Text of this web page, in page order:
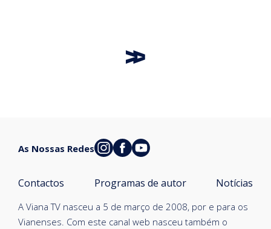
A Viana TV nasceu a 5 de março de 2008, por e para os
Vianenses. Com este canal web nasceu também o
Contactos Programas de autor Notícias
As Nossas Redes